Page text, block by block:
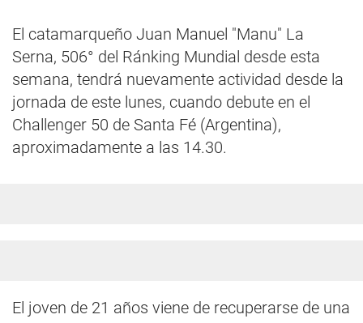
El catamarqueño Juan Manuel "Manu" La
Serna, 506° del Ránking Mundial desde esta
semana, tendrá nuevamente actividad desde la
jornada de este lunes, cuando debute en el
Challenger 50 de Santa Fé (Argentina),
aproximadamente a las 14.30.
El joven de 21 años viene de recuperarse de una